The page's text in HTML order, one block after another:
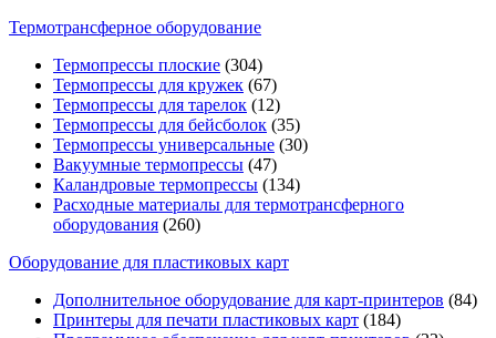
Термотрансферное оборудование
Термопрессы плоские (304)
Термопрессы для кружек (67)
Термопрессы для тарелок (12)
Термопрессы для бейсболок (35)
Термопрессы универсальные (30)
Вакуумные термопрессы (47)
Каландровые термопрессы (134)
Расходные материалы для термотрансферного
оборудования (260)
Оборудование для пластиковых карт
Дополнительное оборудование для карт-принтеров (84)
Принтеры для печати пластиковых карт (184)